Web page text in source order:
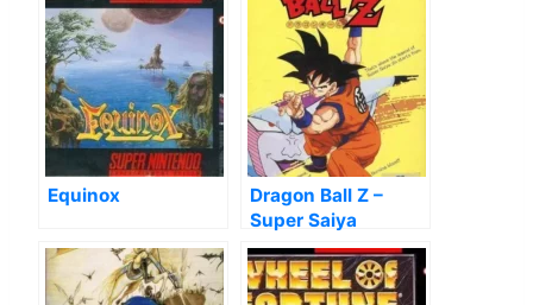
Equinox
Dragon Ball Z –
Super Saiya
Densetsu (V1.0)